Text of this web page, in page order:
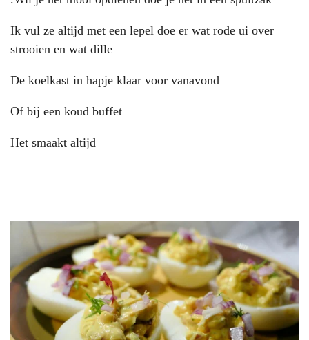
Ik vul ze altijd met een lepel doe er wat rode ui over
strooien en wat dille
De koelkast in hapje klaar voor vanavond
Of bij een koud buffet
Het smaakt altijd